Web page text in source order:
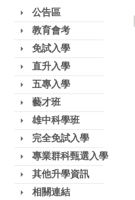
公告區
教育會考
免試入學
直升入學
五專入學
藝才班
雄中科學班
完全免試入學
專業群科甄選入學
其他升學資訊
相關連結